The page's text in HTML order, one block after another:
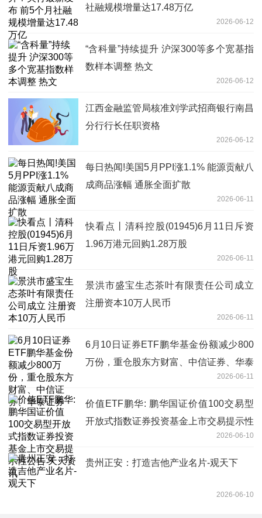
社融规模增量达17.48万亿
2026-06-12
“含科量”持续提升 沪深300等多个宽基指
数样本调整 热文
2026-06-12
江西金融监管局核准刘学武招商银行南昌
分行行长任职资格
2026-06-12
每日热闻!美国5月PPI涨1.1% 能源贡献八
成商品涨幅 通胀全面扩散
2026-06-11
快看点丨清科控股(01945)6月11日斥资
1.96万港元回购1.28万股
2026-06-11
景洪市盛宝生态茶叶有限责任公司成立
注册资本10万人民币
2026-06-11
6月10日证券ETF鹏华基金份额减少800
万份，重仓股东方财富、中信证券、华泰
2026-06-11
价值ETF鹏华: 鹏华国证价值100交易型
开放式指数证券投资基金上市交易提示性
2026-06-10
贵州正安：打造吉他产业名片-观天下
2026-06-10